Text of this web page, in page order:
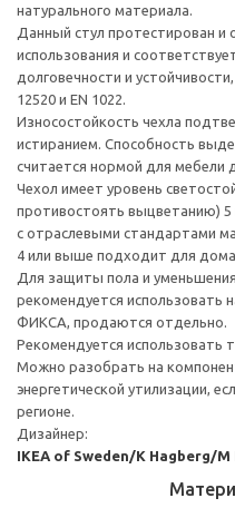
натурального материала.
Данный стул протестирован
использования и
долговечности и
12520 и EN 1022.
Износостойкость чехла
истиранием. Способность
считается нормой для мебели
Чехол имеет уровень
противостоять выцветанию) 5
с отраслевыми стандартами
4 или выше подходит для
Для защиты пола и
рекомендуется использовать
ФИКСА, продаются отдельно.
Рекомендуется использовать
Можно разобрать на
энергетической утилизации,
регионе.
Дизайнер:
IKEA of Sweden/K Hagberg/M